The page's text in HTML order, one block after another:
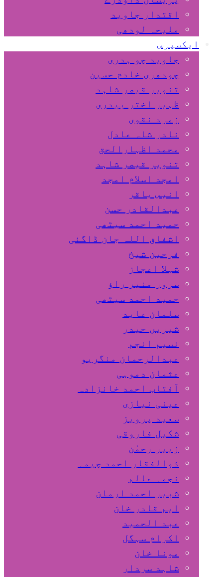
اقتدار جاوید
ملیحہ لودھی
ایکسپرس
جاوید چو ہدری
چودھری خادم حسین
تنویر قیصر شاہد
ظہیر اختر بیدری
زمرد نقوی
نادر شاہ عادل
محمد اظہارالحق
تنویر قیصر شاہد
امجد اسلام امجد
انیس باقر
عبدالقادر حسن
حمید احمد سیٹھی
اشفاق اللہ جان ڈاگئی
فرحین شیخ
شہلا اعجاز
سرور منیر راؤ
حمید احمد سیٹھی
سلمان عابد
شیریں حیدر
نسیم انجم
عبدالرحمان منگریو
عثمان دموہی
آفتاب احمد خانزادہ
عینی نیازی
سعید پرویز
شکیل فاروقی
زبیر رحمٰن
ذوالفقار احمد چیمہ
نجمہ عالم
شبیر احمد ارمان
ایم قادر خان
عبد الحمید
اکرام سہگل
مونا خان
شاہد سردار